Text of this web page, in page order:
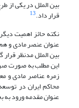
بین الملل در یکی از
قرار داد.13
نکته حائز اهمیت
عنوان عنصر مادی و
این مطلب به صورت
زمره عناصر مادی و
محاکم ایران در
عنوان مقدمه ورود